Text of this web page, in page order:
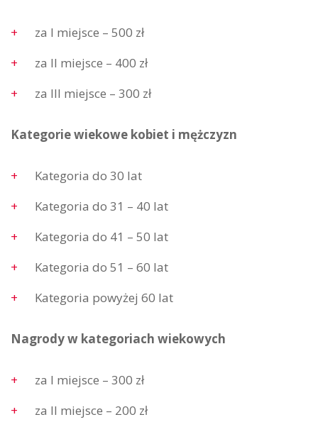
za I miejsce – 500 zł
za II miejsce – 400 zł
za III miejsce – 300 zł
Kategorie wiekowe kobiet i mężczyzn
Kategoria do 30 lat
Kategoria do 31 – 40 lat
Kategoria do 41 – 50 lat
Kategoria do 51 – 60 lat
Kategoria powyżej 60 lat
Nagrody w kategoriach wiekowych
za I miejsce – 300 zł
za II miejsce – 200 zł